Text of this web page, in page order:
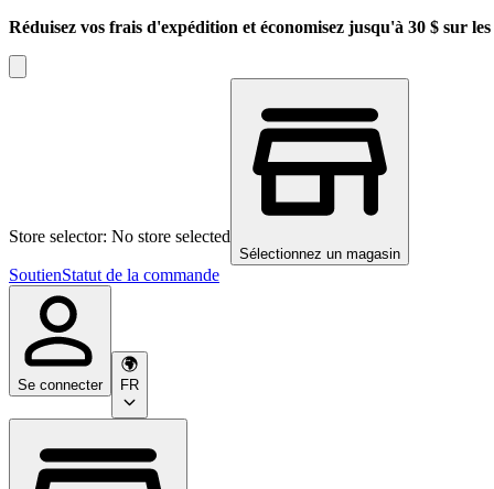
Réduisez vos frais d'expédition et économisez jusqu'à 30 $ sur
Store selector: No store selected
Sélectionnez un magasin
SoutienStatut de la commande
Se connecter FR